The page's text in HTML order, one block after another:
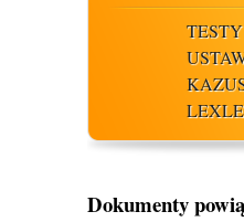
TESTY
Dokumenty